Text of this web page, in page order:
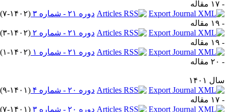
دوره ۲۱ - شماره ۳
(۷-۱۴۰۲)
دوره ۲۱ - شماره ۲
(۳-۱۴۰۲)
دوره ۲۱ - شماره ۱
(۱-۱۴۰۲)
۱۴۰۱
دوره ۲۰ - شماره ۴
(۹-۱۴۰۱)
دوره ۲۰ - شماره ۳
(۷-۱۴۰۱)